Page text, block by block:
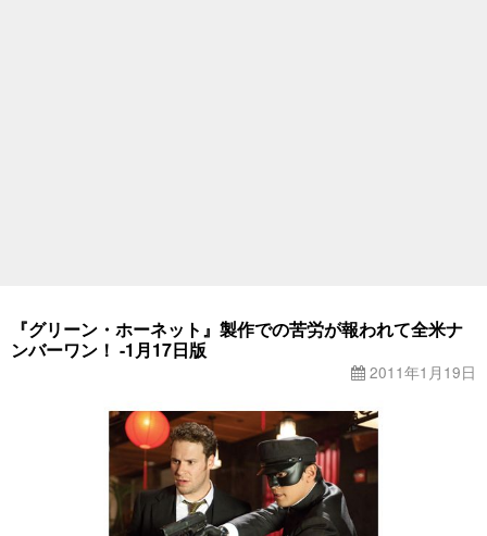
『グリーン・ホーネット』製作での苦労が報われて全米ナ
ンバーワン！ -1月17日版
2011年1月19日